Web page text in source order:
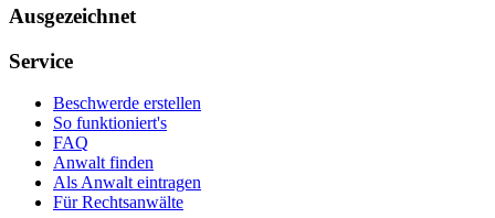
Ausgezeichnet
Service
Beschwerde erstellen
So funktioniert's
FAQ
Anwalt finden
Als Anwalt eintragen
Für Rechtsanwälte